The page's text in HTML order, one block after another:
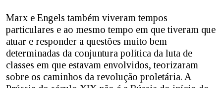
Marx e Engels também viveram tempos
particulares e ao mesmo tempo em que tiveram que
atuar e responder a questões muito bem
determinadas da conjuntura política da luta de
classes em que estavam envolvidos, teorizaram
sobre os caminhos da revolução proletária. A